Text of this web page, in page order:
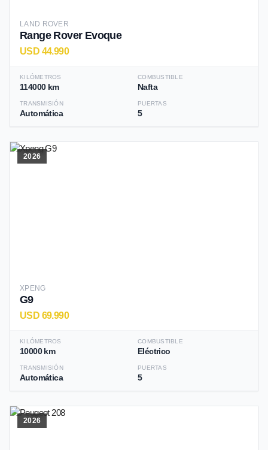
LAND ROVER
Range Rover Evoque
USD 44.990
KILÓMETROS
114000 km
COMBUSTIBLE
Nafta
TRANSMISIÓN
Automática
PUERTAS
5
2026
XPENG
G9
USD 69.990
KILÓMETROS
10000 km
COMBUSTIBLE
Eléctrico
TRANSMISIÓN
Automática
PUERTAS
5
2026